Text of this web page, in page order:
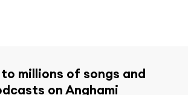
millions of songs and
on Anghami